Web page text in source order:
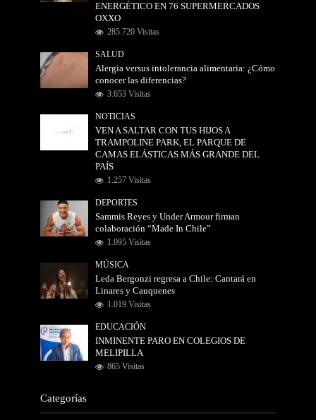
ENERGÉTICO EN 76 SUPERMERCADOS
OXXO
285.720 Visitas
SALUD
Alergia versus intolerancia alimentaria: ¿Cómo
conocer las diferencias?
3.653 Visitas
NOTICIAS
VEN A SALTAR CON TUS HIJOS A
TRAMPOLINE PARK, EL PARQUE DE
CAMAS ELÁSTICAS MÁS GRANDE DEL
PAÍS
1.257 Visitas
DEPORTES
Sammis Reyes y Under Armour firman
colaboración “Made In Chile”
1.095 Visitas
MÚSICA
Leda Bergonzi regresa a Chile: Cantará en
Linares y Cauquenes
1.019 Visitas
EDUCACIÓN
INMINENTE PARO EN COLEGIOS DE
MELIPILLA
865 Visitas
Categorías